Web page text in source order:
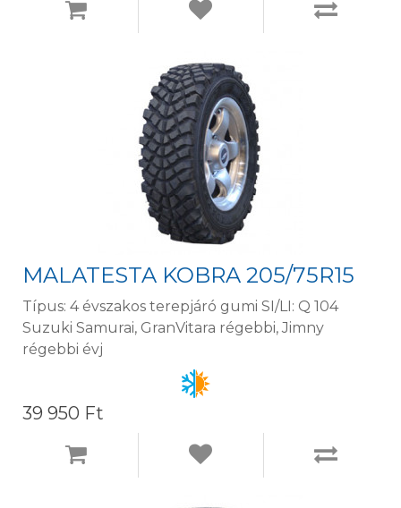
MALATESTA KOBRA 205/75R15
Típus: 4 évszakos terepjáró gumi SI/LI: Q 104
Suzuki Samurai, GranVitara régebbi, Jimny
régebbi évj
39 950 Ft